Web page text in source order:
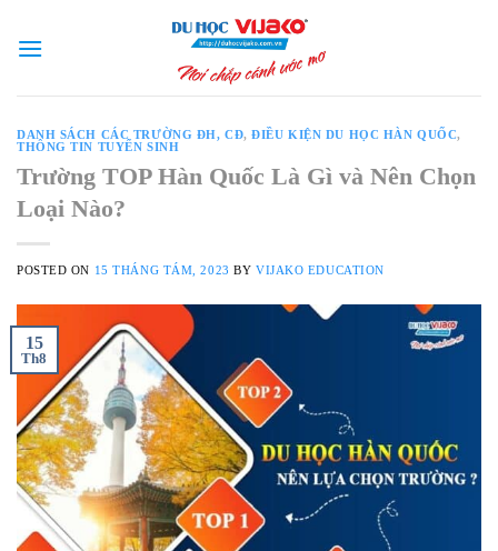
DANH SÁCH CÁC TRƯỜNG ĐH, CĐ,ĐIỀU KIỆN DU HỌC HÀN QUỐC,
THÔNG TIN TUYỂN SINH
Trường TOP Hàn Quốc Là Gì và Nên Chọn
Loại Nào?
POSTED ON 15 THÁNG TÁM, 2023 BY VIJAKO EDUCATION
15
Th8